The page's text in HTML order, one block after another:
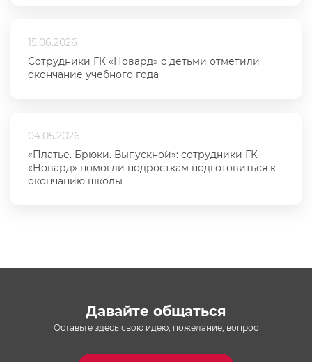
15.06.2026
Сотрудники ГК «Новард» с детьми отметили
окончание учебного года
04.05.2026
«Платье. Брюки. Выпускной»: сотрудники ГК
«Новард» помогли подросткам подготовиться к
окончанию школы
Давайте общаться
Оставьте здесь свою идею, пожелание, вопрос